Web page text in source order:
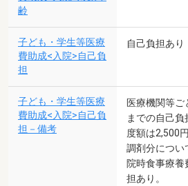
齢
子ども・学生等医療
費助成<入院>自己負
担
自己負担あり
子ども・学生等医療
費助成<入院>自己負
担－備考
医療機関等
までの自己
度額は2,500
調剤分につい
院時食事療養
担あり。